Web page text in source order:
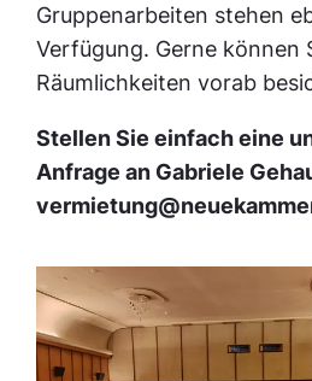
Gruppenarbeiten stehen
Verfügung. Gerne können
Räumlichkeiten vorab
Stellen Sie einfach eine
Anfrage an Gabriele